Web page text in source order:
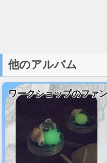
他のアルバム
ワークショップのファ